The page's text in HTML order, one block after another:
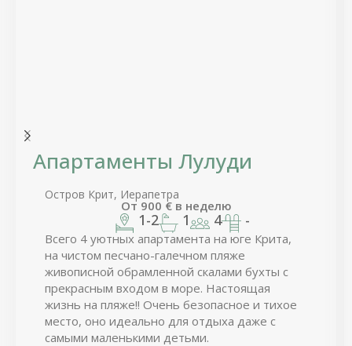
Апартаменты Лулуди
Остров Крит, Иерапетра
От 900 € в неделю
1-2 1 4 -
Всего 4 уютных апартамента на юге Крита,
на чистом песчано-галечном пляже
живописной обрамленной скалами бухты с
прекрасным входом в море. Настоящая
жизнь на пляже!! Очень безопасное и тихое
место, оно идеально для отдыха даже с
самыми маленькими детьми.